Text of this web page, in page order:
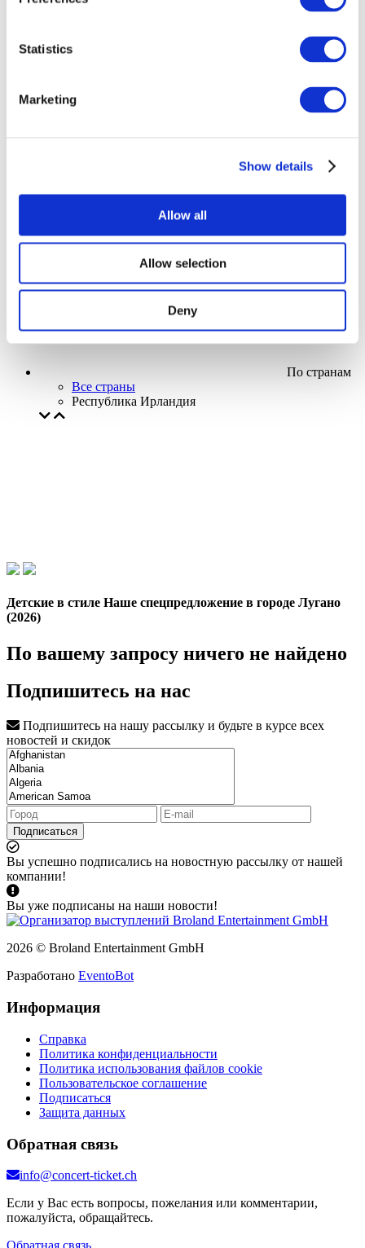
Statistics
Marketing
Show details
Allow all
Allow selection
Deny
Мероприятия
Наше спецпредложение
Без поджанра
По странам
Все страны
Республика Ирландия
Детские в стиле Наше спецпредложение в городе Лугано
(2026)
По вашему запросу ничего не найдено
Подпишитесь на нас
Подпишитесь на нашу рассылку и будьте в курсе всех
новостей и скидок
Подписаться
Вы успешно подписались на новостную рассылку от нашей
компании!
Вы уже подписаны на наши новости!
2026 © Broland Entertainment GmbH
Разработано EventoBot
Информация
Справка
Политика конфиденциальности
Политика использования файлов cookie
Пользовательское соглашение
Подписаться
Защита данных
Обратная связь
info@concert-ticket.ch
Если у Вас есть вопросы, пожелания или комментарии,
пожалуйста, обращайтесь.